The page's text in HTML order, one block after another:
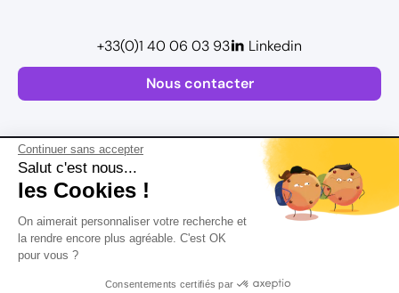
Continuer sans accepter
Salut c'est nous...
les Cookies !
On aimerait personnaliser votre recherche et
la rendre encore plus agréable. C'est OK
pour vous ?
Consentements certifiés par
Nous contacter
+33(0)1 40 06 03 93 Linkedin
Plan de site
Mentions légales
Conditions Générales d’Utilisation